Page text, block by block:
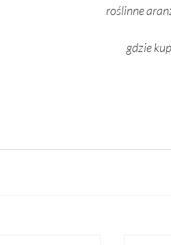
roślinne
gdzie